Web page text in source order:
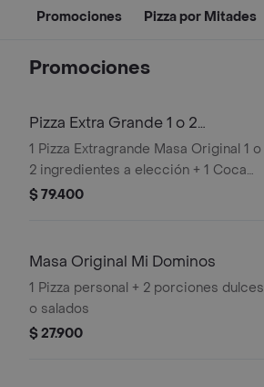
Promociones Pizza por Mitades
Promociones
Pizza Extra Grande 1 o 2
Ingredientes y
1 Pizza Extragrande Masa Original 1 o
2 ingredientes a elección + 1 Coca
Cola Zero 1.5L
$ 79.400
Masa Original Mi Dominos
1 Pizza personal + 2 porciones dulces
o salados
$ 27.900